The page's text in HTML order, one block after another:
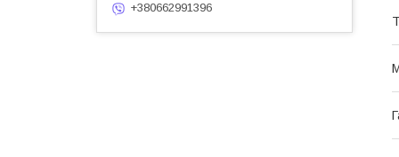
+380662991396